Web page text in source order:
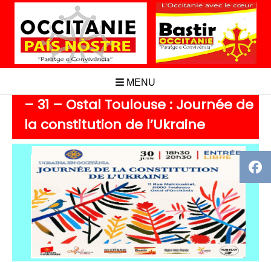
Aller
contenu
MENU
– 31 – Ostal Toulouse : Journée de
la constitution de l’Ukraine